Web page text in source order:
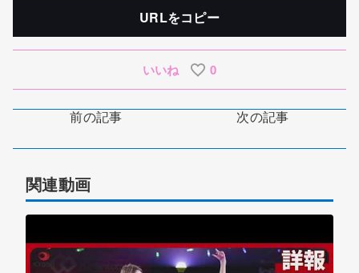
URLをコピー
いいね 0
前の記事 次の記事
関連動画